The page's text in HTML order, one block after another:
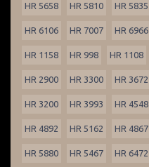
HR 5658 HR 5810 HR 5835
HR 6106 HR 7007 HR 6966
HR 1158 HR 998 HR 1108
HR 2900 HR 3300 HR 3672
HR 3200 HR 3993 HR 4548
HR 4892 HR 5162 HR 4867
HR 5880 HR 5467 HR 6472